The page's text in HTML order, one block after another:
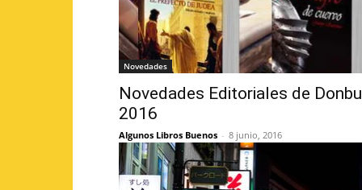
Novedades
Novedades Editoriales de
2016
Algunos Libros Buenos - 8 junio, 2016